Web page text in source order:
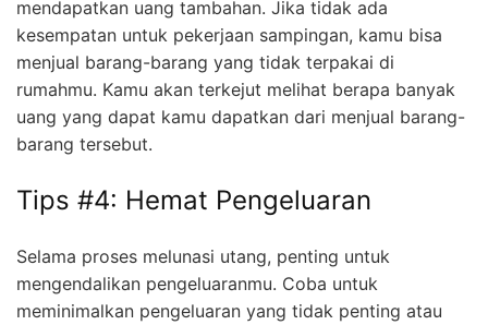
mendapatkan uang tambahan. Jika tidak ada
kesempatan untuk pekerjaan sampingan, kamu bisa
menjual barang-barang yang tidak terpakai di
rumahmu. Kamu akan terkejut melihat berapa banyak
uang yang dapat kamu dapatkan dari menjual barang-
barang tersebut.
Tips #4: Hemat Pengeluaran
Selama proses melunasi utang, penting untuk
mengendalikan pengeluaranmu. Coba untuk
meminimalkan pengeluaran yang tidak penting atau